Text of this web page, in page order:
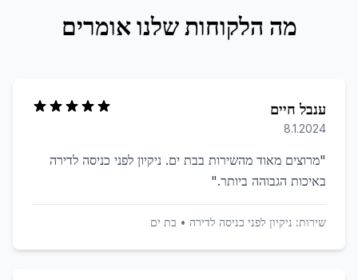
מה הלקוחות שלנו אומרים
ענבל חיים
8.1.2024
"מרוצים מאוד מהשירות בבת ים. ניקיון לפני כניסה לדירה
באיכות הגבוהה ביותר."
שירות: ניקיון לפני כניסה לדירה • בת ים